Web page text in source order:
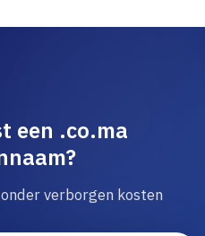
een .co.ma
verborgen kosten